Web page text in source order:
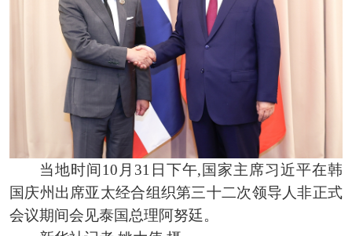
当地时间10月31日下午,国家主席习近平在韩
国庆州出席亚太经合组织第三十二次领导人非正式
会议期间会见泰国总理阿努廷。